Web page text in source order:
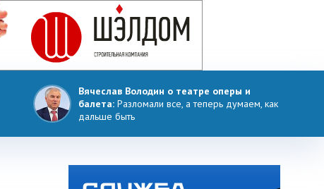
Вячеслав Володин о театре оперы и
балета: Разломали все, а теперь думаем, как
дальше быть